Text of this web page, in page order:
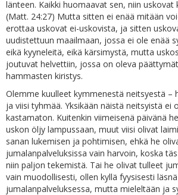
länteen. Kaikki huomaavat sen, niin uskovat
(Matt. 24:27) Mutta sitten ei enää mitään
erottaa uskovat ei-uskovista, ja sitten
uudistettuun maailmaan, jossa ei ole enää
eikä kyyneleitä, eikä kärsimystä, mutta
joutuvat helvettiin, jossa on oleva
hammasten kiristys.
Olemme kuulleet kymmenestä neitsyestä –
ja viisi tyhmää. Yksikään näistä neitsyistä ei
kastamaton. Kuitenkin viimeisenä päivänä
uskon öljy lampussaan, muut viisi olivat
sanan lukemisen ja pohtimisen, ehkä he
jumalanpalveluksissa vain harvoin, koska
niin paljon tekemistä. Tai he olivat tulleet
vain muodollisesti, ollen kyllä fyysisesti läsnä
jumalanpalveluksessa, mutta mieleltään ja